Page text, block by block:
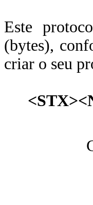
Este
(bytes),
criar o seu